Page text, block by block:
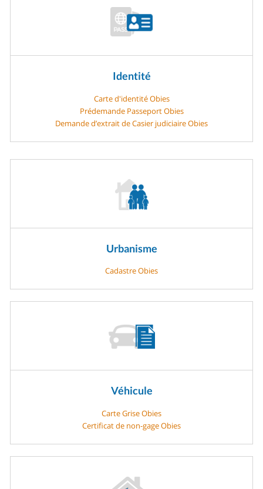
Identité
Carte d'identité Obies
Prédemande Passeport Obies
Demande d’extrait de Casier judiciaire Obies
Urbanisme
Cadastre Obies
Véhicule
Carte Grise Obies
Certificat de non-gage Obies